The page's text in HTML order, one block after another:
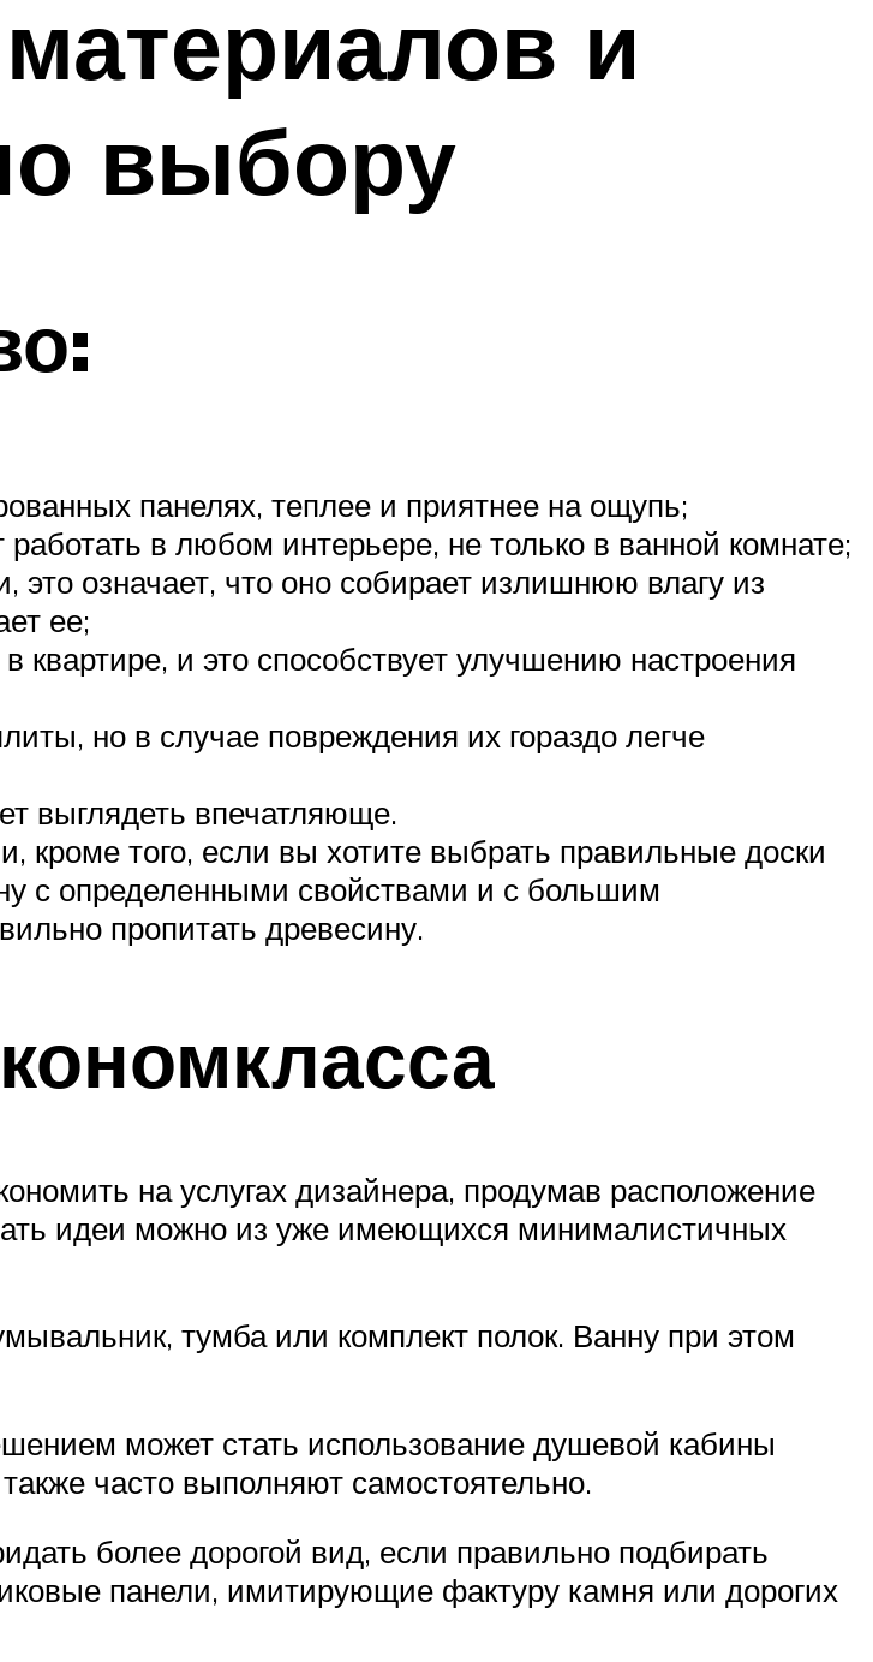
и
выбору
панелях, теплее и приятнее на ощупь;
в любом интерьере, не только в ванной комнате;
это означает, что оно собирает излишнюю влагу из
ее;
и это способствует улучшению настроения
но в случае повреждения их гораздо легче
выглядеть впечатляюще.
того, если вы хотите выбрать правильные доски
с определенными свойствами и с большим
пропитать древесину.
на услугах дизайнера, продумав расположение
идеи можно из уже имеющихся минималистичных
тумба или комплект полок. Ванну при этом
может стать использование душевой кабины
часто выполняют самостоятельно.
более дорогой вид, если правильно подбирать
панели, имитирующие фактуру камня или дорогих